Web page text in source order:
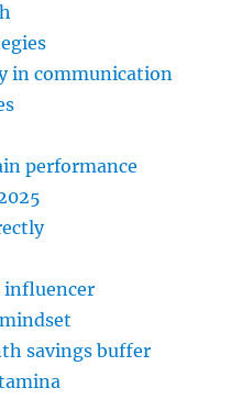
in communication
performance
influencer
savings buffer